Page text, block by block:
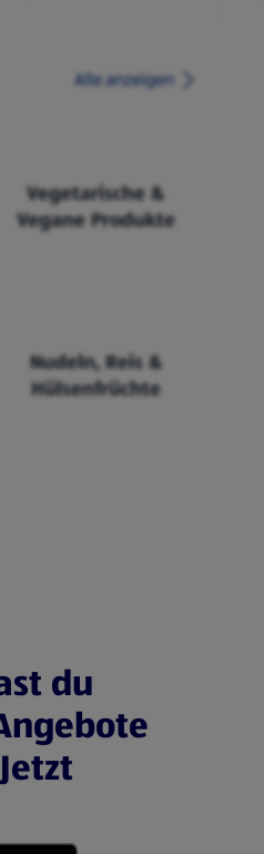
Alle anzeigen
Vegetarische &
Vegane Produkte
Nudeln, Reis &
Hülsenfrüchte
du